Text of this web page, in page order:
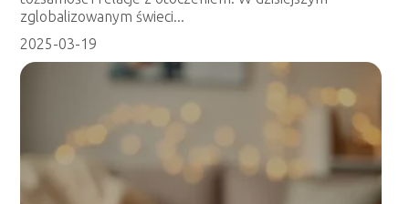
zglobalizowanym świeci...
2025-03-19